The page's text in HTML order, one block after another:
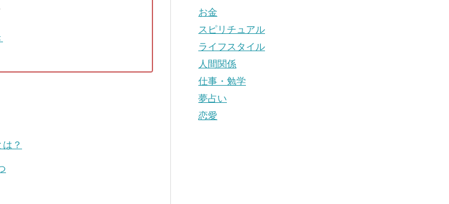
？
お金
スピリチュアル
ライフスタイル
人間関係
仕事・勉学
夢占い
恋愛